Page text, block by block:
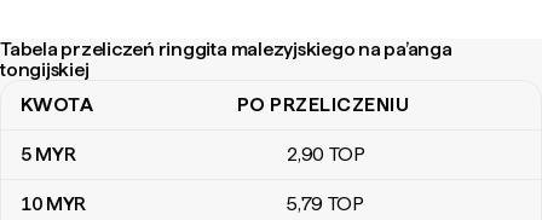
Tabela przeliczeń ringgita malezyjskiego na pa’anga
tongijskiej
Tabela przeliczeń ringgita malezyjskiego na pa’anga tongijskiej
KWOTA PO PRZELICZENIU
5 MYR 2,90 TOP
10 MYR 5,79 TOP